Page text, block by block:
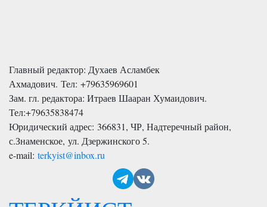
Главный редактор: Духаев Асламбек
Ахмадович. Тел: +79635969601
Зам. гл. редактора: Итраев Шааран Хумаидович.
Тел:+79635838474
Юридический адрес: 366831, ЧР, Надтеречный район,
с.Знаменское, ул. Дзержинского 5.
e-mail: terkyist@inbox.ru